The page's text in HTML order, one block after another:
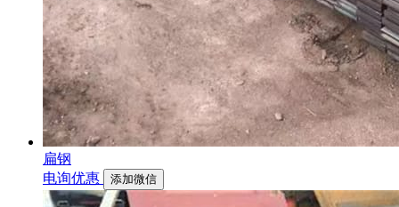
扁钢
电询优惠
添加微信